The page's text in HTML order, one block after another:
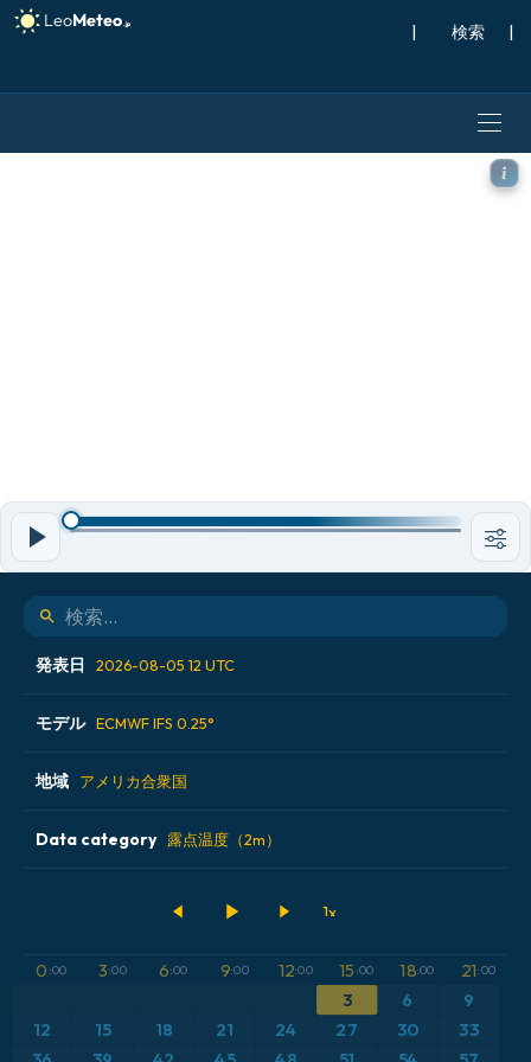
| |
ECMWF IFS 0.25° モデル
発表日 2026-08-05 12 UTC
2026-08-04 00 UTC
2026-08-04 12 UTC
2026-08-05 00 UTC
モデル ECMWF IFS 0.25°
ALADIN CZ 2.3 km
ECMWF AIFS [AI]
ICON ドイツ 2 km
地域 アメリカ合衆国
アイスランド
イタリア
Data category 露点温度（2m）
0 :00 3:00 6:00 9:00 12:00 15 :00 18:00 21:00
3 6 9
12 15 18 21 24 27 30
33